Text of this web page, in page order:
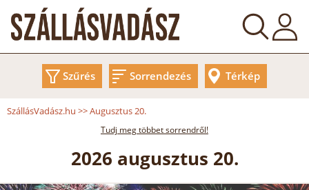
Szűrés Sorrendezés Térkép
SzállásVadász.hu >>Augusztus 20.
Tudj meg többet sorrendről!
2026 augusztus 20.